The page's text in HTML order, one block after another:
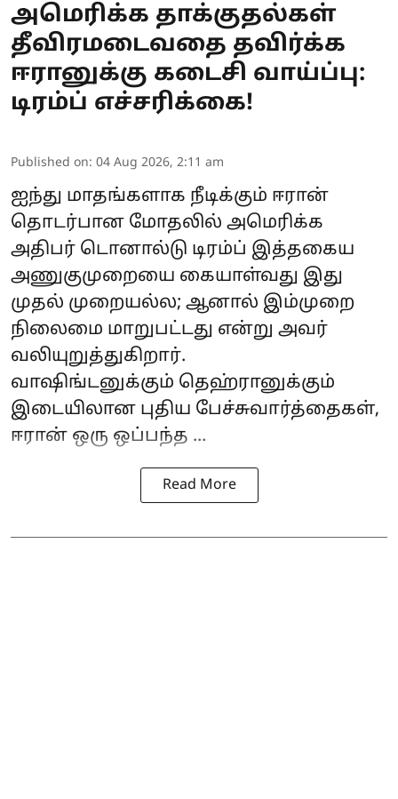
அமெரிக்க தாக்குதல்கள்
தீவிரமடைவதை தவிர்க்க
ஈரானுக்கு கடைசி வாய்ப்பு:
டிரம்ப் எச்சரிக்கை!
Published on: 04 Aug 2026, 2:11 am
ஐந்து மாதங்களாக நீடிக்கும் ஈரான்
தொடர்பான மோதலில் அமெரிக்க
அதிபர் டொனால்டு டிரம்ப் இத்தகைய
அணுகுமுறையை கையாள்வது இது
முதல் முறையல்ல; ஆனால் இம்முறை
நிலைமை மாறுபட்டது என்று அவர்
வலியுறுத்துகிறார்.
வாஷிங்டனுக்கும் தெஹ்ரானுக்கும்
இடையிலான புதிய பேச்சுவார்த்தைகள்,
ஈரான் ஒரு ஒப்பந்த ...
Read More